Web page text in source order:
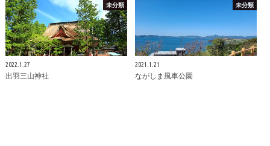
未分類
2022.1.27
出羽三山神社
未分類
2021.1.21
ながしま風車公園